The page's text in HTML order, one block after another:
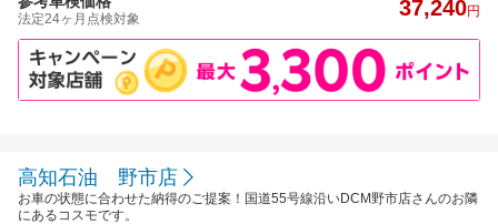
法定24ヶ月点検対象 37,240円
高知石油 野市店
お車の状態に合わせた納得のご提案！国道55号線沿いDCM野市店さんのお隣
にあるコスモです。